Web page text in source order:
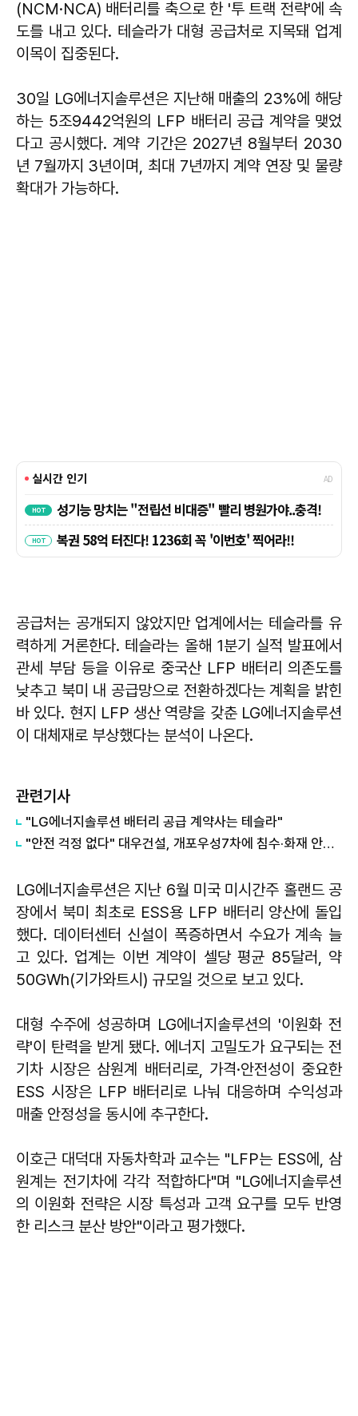
(NCM·NCA) 배터리를 축으로 한 '투 트랙 전략'에 속
도를 내고 있다. 테슬라가 대형 공급처로 지목돼 업계
이목이 집중된다.
30일 LG에너지솔루션은 지난해 매출의 23%에 해당
하는 5조9442억원의 LFP 배터리 공급 계약을 맺었
다고 공시했다. 계약 기간은 2027년 8월부터 2030
년 7월까지 3년이며, 최대 7년까지 계약 연장 및 물량
확대가 가능하다.
공급처는 공개되지 않았지만 업계에서는 테슬라를 유
력하게 거론한다. 테슬라는 올해 1분기 실적 발표에서
관세 부담 등을 이유로 중국산 LFP 배터리 의존도를
낮추고 북미 내 공급망으로 전환하겠다는 계획을 밝힌
바 있다. 현지 LFP 생산 역량을 갖춘 LG에너지솔루션
이 대체재로 부상했다는 분석이 나온다.
관련기사
"LG에너지솔루션 배터리 공급 계약사는 테슬라"
"안전 걱정 없다" 대우건설, 개포우성7차에 침수·화재 안전설계 도입
LG에너지솔루션은 지난 6월 미국 미시간주 홀랜드 공
장에서 북미 최초로 ESS용 LFP 배터리 양산에 돌입
했다. 데이터센터 신설이 폭증하면서 수요가 계속 늘
고 있다. 업계는 이번 계약이 셀당 평균 85달러, 약
50GWh(기가와트시) 규모일 것으로 보고 있다.
대형 수주에 성공하며 LG에너지솔루션의 '이원화 전
략'이 탄력을 받게 됐다. 에너지 고밀도가 요구되는 전
기차 시장은 삼원계 배터리로, 가격·안전성이 중요한
ESS 시장은 LFP 배터리로 나눠 대응하며 수익성과
매출 안정성을 동시에 추구한다.
이호근 대덕대 자동차학과 교수는 "LFP는 ESS에, 삼
원계는 전기차에 각각 적합하다"며 "LG에너지솔루션
의 이원화 전략은 시장 특성과 고객 요구를 모두 반영
한 리스크 분산 방안"이라고 평가했다.